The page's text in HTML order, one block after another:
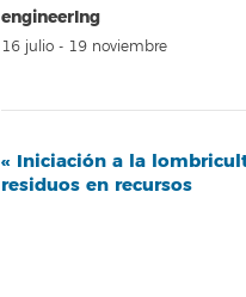
engineerIng
16 julio - 19 noviembre
Navegación
del
« Iniciación a la
residuos en recursos